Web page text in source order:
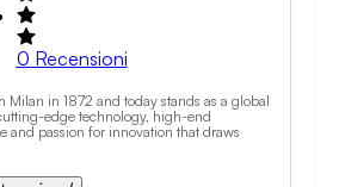
0 Recensioni
Milan in 1872 and today stands as a global
edge technology, high-end
and passion for innovation that draws